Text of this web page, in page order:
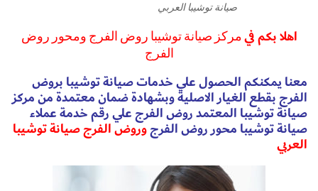
صيانة توشيبا العربي
اهلا بكم فيمركز صيانة توشيبا روض الفرج ومحور روض
الفرج
معنا يمكنكم الحصول علي خدمات صيانة توشيبا بروض
الفرج بقطع الغيار الاصلية وبشهادة ضمان معتمدة من مركز
صيانة توشيبا المعتمد روض الفرج علي رقم خدمة عملاء
صيانة توشيبا محور روض الفرجوروض الفرج صيانة توشيبا
العربي